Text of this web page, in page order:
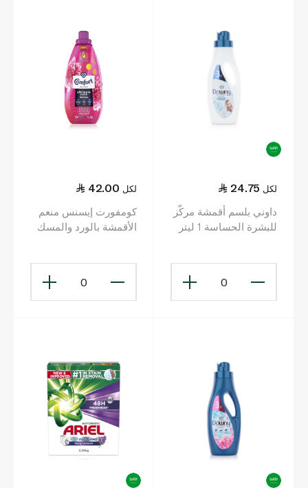
24.75 لكل
داوني بلسم أقمشة مركّز
للبشرة الحساسة 1 ليتر
0
42.00 لكل
كومفورت إيسنس منعم
الأقمشة بالورد والمسك
0